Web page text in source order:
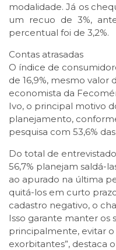
modalidade. Já os
um recuo de 3%,
percentual foi de 3,2%.
Contas atrasadas
O índice de
de 16,9%, mesmo
economista da
Ivo, o principal motivo
planejamento,
pesquisa com 53,6%
Do total de
56,7% planejam saldá-
ao apurado na última
quitá-los em curto
cadastro negativo, o
Isso garante manter os
principalmente, evitar
exorbitantes”, destaca